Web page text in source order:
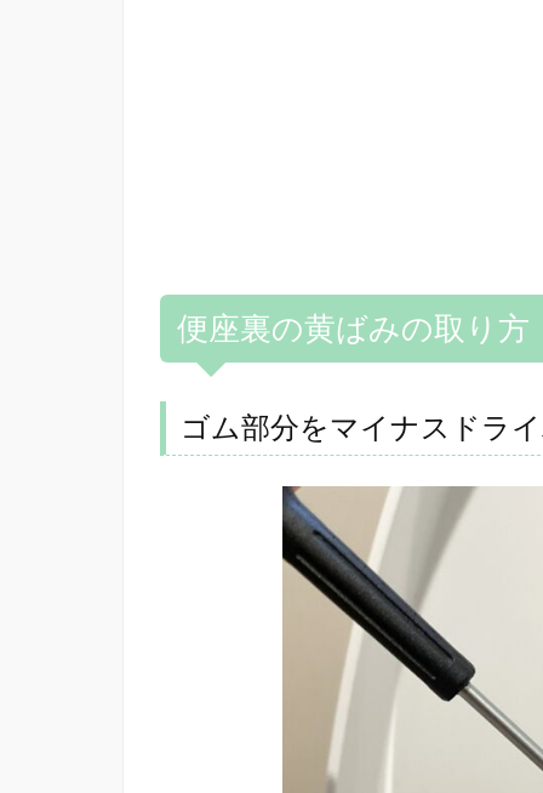
便座裏の黄ばみの取り方
ゴム部分をマイナスドラ